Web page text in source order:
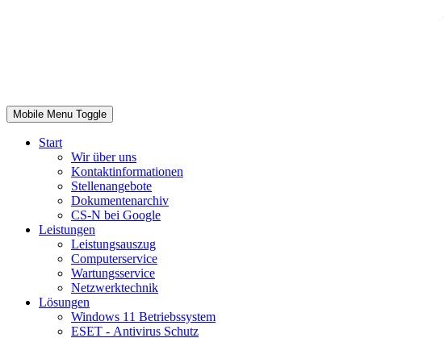
Mobile Menu Toggle
Start
Wir über uns
Kontaktinformationen
Stellenangebote
Dokumentenarchiv
CS-N bei Google
Leistungen
Leistungsauszug
Computerservice
Wartungsservice
Netzwerktechnik
Lösungen
Windows 11 Betriebssystem
ESET - Antivirus Schutz